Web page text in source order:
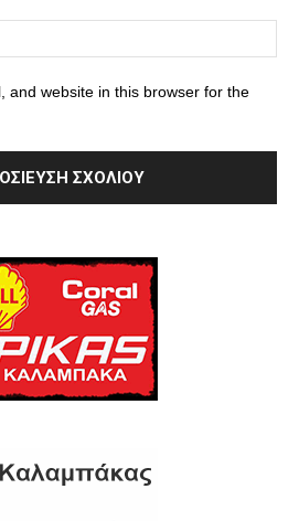
and website in this browser for the